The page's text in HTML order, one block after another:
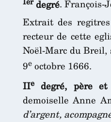
degré. François-
Extrait des
recteur de cette
Noël-Marc du
9e octobre 1666.
IIe degré, père
demoiselle Anne
d’argent,